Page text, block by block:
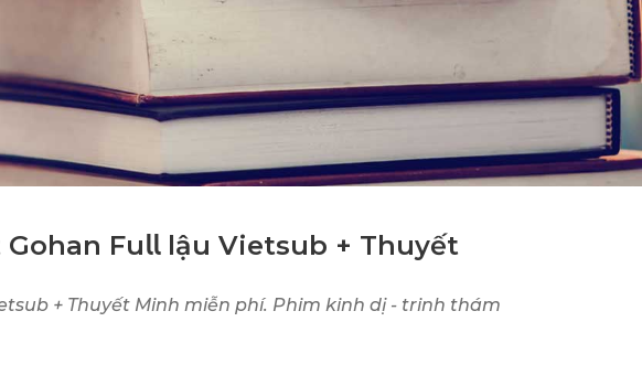
Fu𝗅𝗅 lậu Vietsub + Thuyết
+ Thuyết Minh miễn phí. Phim kinh dị - trinh thám